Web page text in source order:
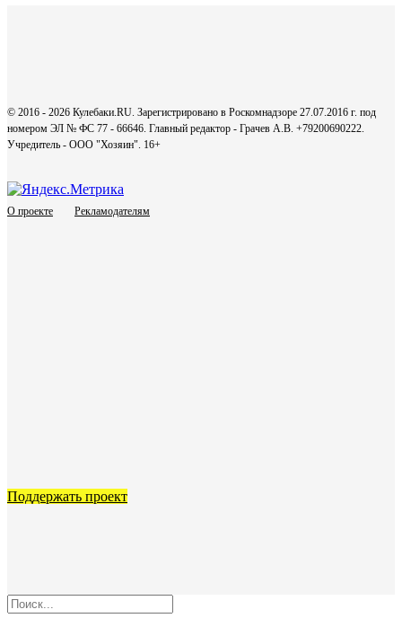
© 2016 - 2026 Кулебаки.RU. Зарегистрировано в Роскомнадзоре 27.07.2016 г. под
номером ЭЛ № ФС 77 - 66646. Главный редактор - Грачев А.В. +79200690222.
Учредитель - ООО "Хозяин". 16+
О проекте Рекламодателям
Поддержать проект